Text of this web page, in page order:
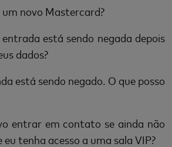
um novo Mastercard?
está sendo negada depois
dados?
está sendo negado. O que posso
entrar em contato se ainda não
tenha acesso a uma sala VIP?